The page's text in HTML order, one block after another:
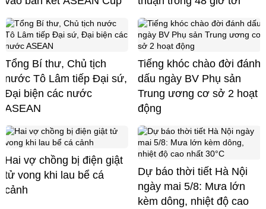
Tổng Bí thư, Chủ tịch
nước Tô Lâm tiếp Đại sứ,
Đại biện các nước
ASEAN
Tiếng khóc chào đời đánh
dấu ngày BV Phụ sản
Trung ương cơ sở 2 hoạt
động
Hai vợ chồng bị điện giật
tử vong khi lau bể cá
cảnh
Dự báo thời tiết Hà Nội
ngày mai 5/8: Mưa lớn
kèm dông, nhiệt độ cao